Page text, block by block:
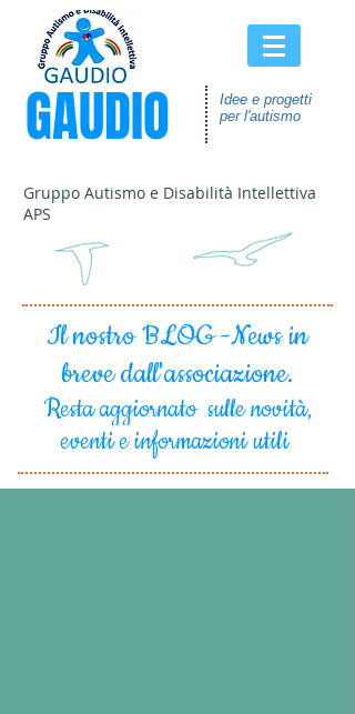
GAUDIO
Idee e progetti
per l'autismo
Gruppo Autismo e Disabilità Intellettiva
APS
Il nostro BLOG -News in
breve dall'associazione.
Resta aggiornato sulle novità,
eventi e informazioni utili